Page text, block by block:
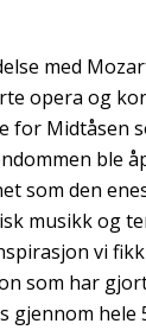
med
opera og
for Midtåsen
ble
som den
musikk og
vi
som har
gjennom